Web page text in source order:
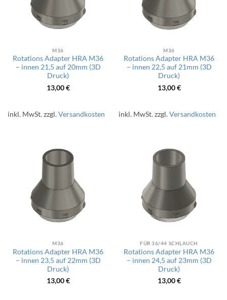
M36
Rotations Adapter HRA M36
– innen 21,5 auf 20mm (3D
Druck)
13,00€
inkl. MwSt.zzgl.Versandkosten
M36
Rotations Adapter HRA M36
– innen 22,5 auf 21mm (3D
Druck)
13,00€
inkl. MwSt.zzgl.Versandkosten
M36
Rotations Adapter HRA M36
– innen 23,5 auf 22mm (3D
Druck)
13,00€
FÜR 36/44 SCHLAUCH
Rotations Adapter HRA M36
– innen 24,5 auf 23mm (3D
Druck)
13,00€